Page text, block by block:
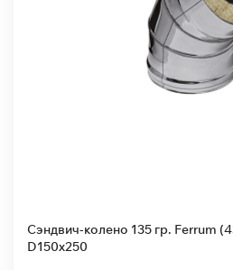
Сэндвич-колено 135 гр. Ferrum
D150x250